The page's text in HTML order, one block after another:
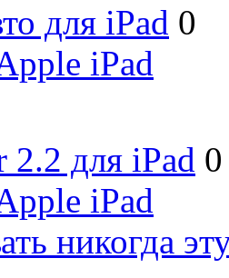
для iPad 0
iPad
2.2 для iPad 0
iPad
никогда